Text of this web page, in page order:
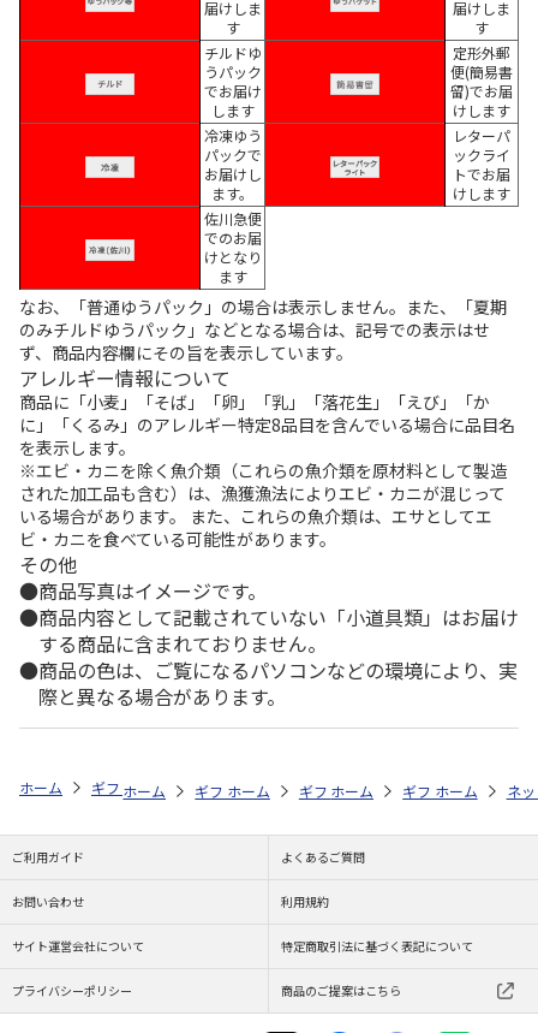
届けしま
す
届けしま
す
チルドゆ
うパック
でお届け
します
定形外郵
便(簡易書
留)でお届
けします
冷凍ゆう
パックで
お届けし
ます。
レターパ
ックライ
トでお届
けします
佐川急便
でのお届
けとなり
ます
なお、「普通ゆうパック」の場合は表示しません。また、「夏期
のみチルドゆうパック」などとなる場合は、記号での表示はせ
ず、商品内容欄にその旨を表示しています。
アレルギー情報について
商品に「小麦」「そば」「卵」「乳」「落花生」「えび」「か
に」「くるみ」のアレルギー特定8品目を含んでいる場合に品目名
を表示します。
※エビ・カニを除く魚介類（これらの魚介類を原材料として製造
された加工品も含む）は、漁獲漁法によりエビ・カニが混じって
いる場合があります。 また、これらの魚介類は、エサとしてエ
ビ・カニを食べている可能性があります。
その他
商品写真はイメージです。
商品内容として記載されていない「小道具類」はお届け
する商品に含まれておりません。
商品の色は、ご覧になるパソコンなどの環境により、実
際と異なる場合があります。
ホーム ギフトストア お中元・夏ギフト特集 2026 おつまみ・お惣菜
ホーム ギフトストア お中元・夏ギフト特集 2026
ホーム ギフトストア お中元・夏ギフト
ホーム ギフトストア お
ホーム ネ
ご利用ガイド よくあるご質問
お問い合わせ 利用規約
サイト運営会社について 特定商取引法に基づく表記について
プライバシーポリシー 商品のご提案はこちら